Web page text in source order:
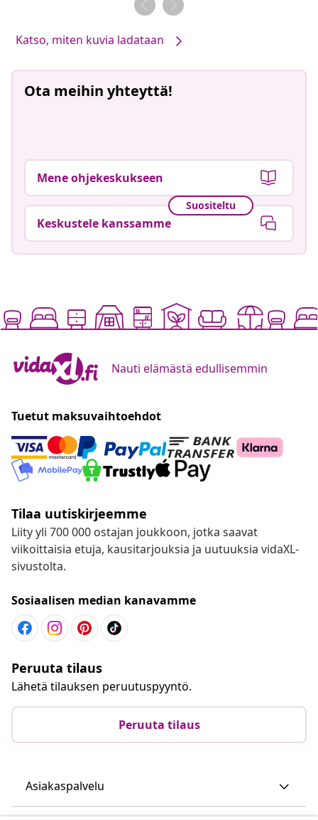
Katso, miten kuvia ladataan
Ota meihin yhteyttä!
Mene ohjekeskukseen
Suositeltu
Keskustele kanssamme
Nauti elämästä edullisemmin
Tuetut maksuvaihtoehdot
Tilaa uutiskirjeemme
Liity yli 700 000 ostajan joukkoon, jotka saavat
viikoittaisia etuja, kausitarjouksia ja uutuuksia vidaXL-
sivustolta.
Sosiaalisen median kanavamme
Peruuta tilaus
Lähetä tilauksen peruutuspyyntö.
Peruuta tilaus
Asiakaspalvelu